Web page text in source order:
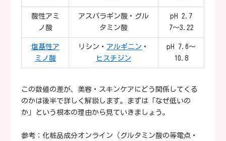
酸性アミ
ノ酸
アスパラギン酸・グル
タミン酸
pH 2.7
7〜3.22
塩基性ア
ミノ酸
リシン・ アルギニン ・
ヒスチジン
pH 7.6〜
10.8
この数値の差が、美容・スキンケアにどう関係してくる
のかは後半で詳しく解説します。まずは「なぜ低いの
か」という根本の理由から見ていきましょう。
参考：化粧品成分オンライン（グルタミン酸の等電点・